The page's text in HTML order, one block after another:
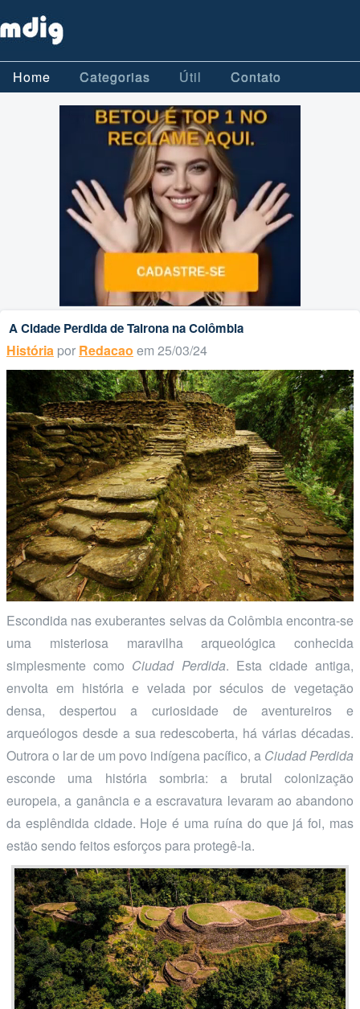
Home Categorias Útil Contato
A Cidade Perdida de Tairona na Colômbia
História por Redacao em 25/03/24
Escondida nas exuberantes selvas da Colômbia encontra-se
uma misteriosa maravilha arqueológica conhecida
simplesmente como Ciudad Perdida. Esta cidade antiga,
envolta em história e velada por séculos de vegetação
densa, despertou a curiosidade de aventureiros e
arqueólogos desde a sua redescoberta, há várias décadas.
Outrora o lar de um povo indígena pacífico, a Ciudad Perdida
esconde uma história sombria: a brutal colonização
europeia, a ganância e a escravatura levaram ao abandono
da esplêndida cidade. Hoje é uma ruína do que já foi, mas
estão sendo feitos esforços para protegê-la.